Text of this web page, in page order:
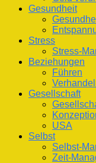
Gesundheit
Stress
Stress-
Beziehungen
Führen
Gesellschaft
USA
Selbst
Selbst-
Zeit-